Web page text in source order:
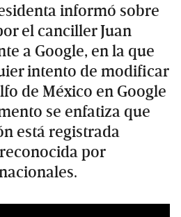
informó sobre
el canciller Juan
a Google, en la que
intento de modificar
de México en Google
se enfatiza que
está registrada
por